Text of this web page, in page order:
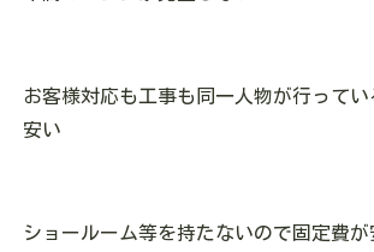
お客様対応も工事も同一人物が行って
安い
ショールーム等を持たないので固定費が